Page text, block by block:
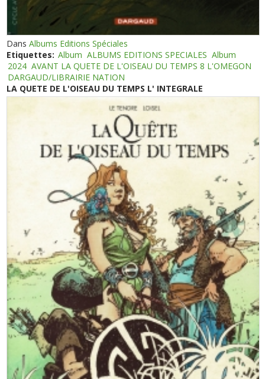
DansAlbums Editions Spéciales
Etiquettes: Album ALBUMS EDITIONS SPECIALES Album
2024 AVANT LA QUETE DE L'OISEAU DU TEMPS 8 L'OMEGON
DARGAUD/LIBRAIRIE NATION
LA QUETE DE L'OISEAU DU TEMPS L' INTEGRALE